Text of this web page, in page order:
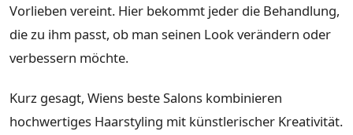
Vorlieben vereint. Hier bekommt jeder die Behandlung,
die zu ihm passt, ob man seinen Look verändern oder
verbessern möchte.
Kurz gesagt, Wiens beste Salons kombinieren
hochwertiges Haarstyling mit künstlerischer Kreativität.